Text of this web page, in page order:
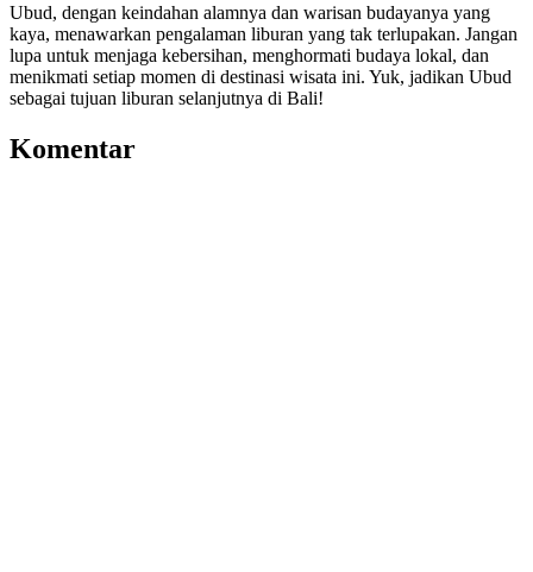
Ubud, dengan keindahan alamnya dan warisan budayanya yang
kaya, menawarkan pengalaman liburan yang tak terlupakan. Jangan
lupa untuk menjaga kebersihan, menghormati budaya lokal, dan
menikmati setiap momen di destinasi wisata ini. Yuk, jadikan Ubud
sebagai tujuan liburan selanjutnya di Bali!
Komentar